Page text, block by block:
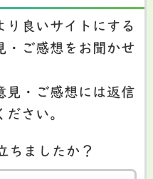
り良いサイトにする
・ご感想をお聞かせ
見・ご感想には返信
さい。
ちましたか？